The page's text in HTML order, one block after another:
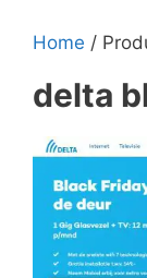
Home /
delta